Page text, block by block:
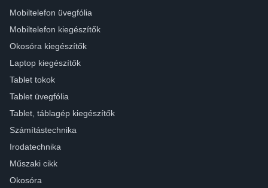
Mobiltelefon üvegfólia
Mobiltelefon kiegészítők
Okosóra kiegészítők
Laptop kiegészítők
Tablet tokok
Tablet üvegfólia
Tablet, táblagép kiegészítők
Számítástechnika
Irodatechnika
Műszaki cikk
Okosóra